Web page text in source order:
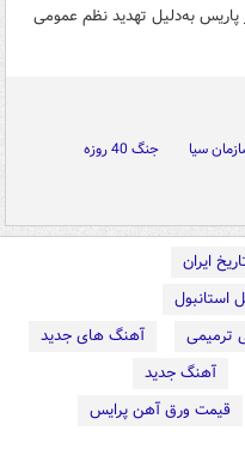
به‌دلیل تهدید نظم عمومی
سیا
جنگ 40 روزه
ایران
استانبول
ترمیمی
آهنگ های جدید
آهنگ جدید
قیمت ورق آهن پرایس